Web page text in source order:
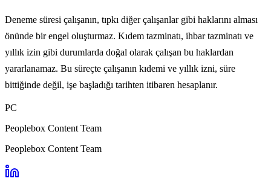
Deneme süresi çalışanın, tıpkı diğer çalışanlar gibi haklarını alması
önünde bir engel oluşturmaz. Kıdem tazminatı, ihbar tazminatı ve
yıllık izin gibi durumlarda doğal olarak çalışan bu haklardan
yararlanamaz. Bu süreçte çalışanın kıdemi ve yıllık izni, süre
bittiğinde değil, işe başladığı tarihten itibaren hesaplanır.
PC
Peoplebox Content Team
Peoplebox Content Team